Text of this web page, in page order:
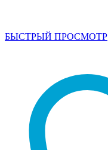
БЫСТРЫЙ ПРОСМОТР